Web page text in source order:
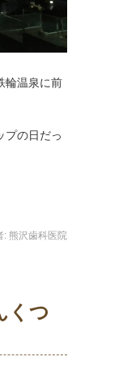
輪温泉に前
プの日だっ
: 熊沢歯科医院
くつ